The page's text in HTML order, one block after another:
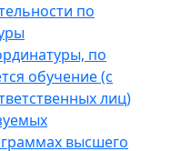
по
по
обучение (с
лиц)
высшего